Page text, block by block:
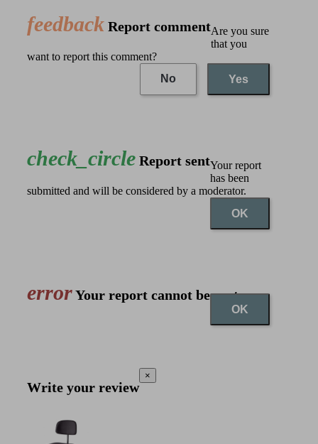
feedback Report commentAre you sure
that you
want to report this comment?
No
Yes
check_circle Report sentYour report
has been
submitted and will be considered by a moderator.
OK
errorYour report cannot be sent
OK
Write your review
×